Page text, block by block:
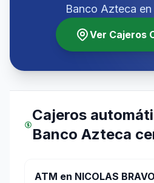
Banco Azteca
Ver Cajeros
Cajeros
Banco Azteca
ATM en NICOLAS